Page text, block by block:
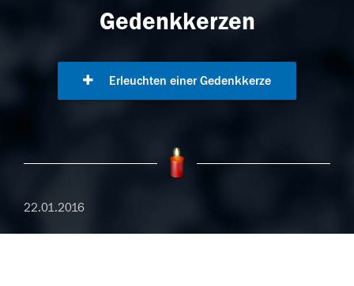
Gedenkkerzen
Erleuchten einer Gedenkkerze
22.01.2016